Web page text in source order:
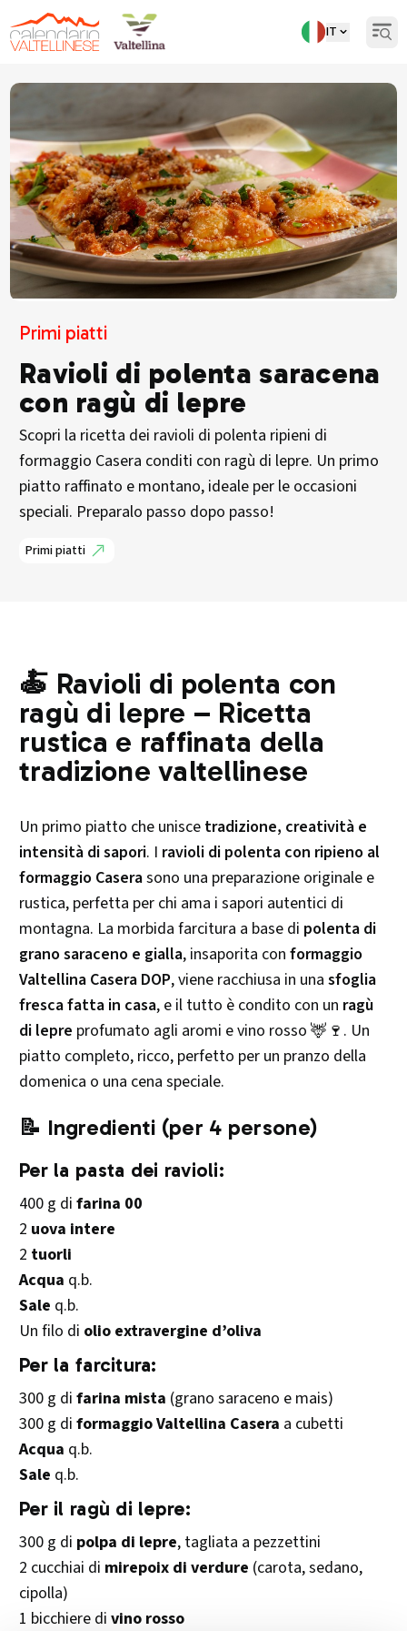
IT
Torna indietro
Primi piatti
Ravioli di polenta saracena
con ragù di lepre
Scopri la ricetta dei ravioli di polenta ripieni di
formaggio Casera conditi con ragù di lepre. Un primo
piatto raffinato e montano, ideale per le occasioni
speciali. Preparalo passo dopo passo!
Primi piatti
🍝 Ravioli di polenta con
ragù di lepre – Ricetta
rustica e raffinata della
tradizione valtellinese
Un primo piatto che unisce tradizione, creatività e
intensità di sapori. I ravioli di polenta con ripieno al
formaggio Caserasono una preparazione originale e
rustica, perfetta per chi ama i sapori autentici di
montagna. La morbida farcitura a base di polenta di
grano saraceno e gialla, insaporita con formaggio
Valtellina Casera DOP, viene racchiusa in una sfoglia
fresca fatta in casa, e il tutto è condito con un ragù
di lepre profumato agli aromi e vino rosso 🦌🍷. Un
piatto completo, ricco, perfetto per un pranzo della
domenica o una cena speciale.
📝 Ingredienti (per 4 persone)
Per la pasta dei ravioli:
400 g di farina 00
2 uova intere
2 tuorli
Acqua q.b.
Sale q.b.
Un filo di olio extravergine d’oliva
Per la farcitura:
300 g di farina mista (grano saraceno e mais)
300 g di formaggio Valtellina Casera a cubetti
Acqua q.b.
Sale q.b.
Per il ragù di lepre:
300 g di polpa di lepre, tagliata a pezzettini
2 cucchiai di mirepoix di verdure (carota, sedano,
cipolla)
1 bicchiere di vino rosso